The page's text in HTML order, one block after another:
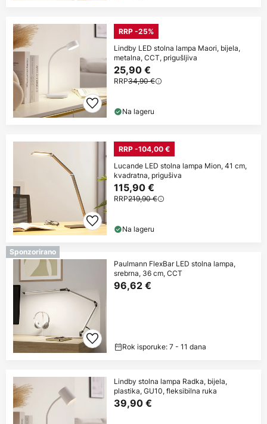
RRP -25%
Lindby LED stolna lampa Maori, bijela,
metalna, CCT, prigušljiva
25,90 €
RRP34,90 €
Na lageru
RRP -104,00 €
Lucande LED stolna lampa Mion, 41 cm,
kvadratna, prigušiva
115,90 €
RRP219,90 €
Na lageru
Sponzorirano
Paulmann FlexBar LED stolna lampa,
srebrna, 36 cm, CCT
96,62 €
Rok isporuke: 7 - 11 dana
Lindby stolna lampa Radka, bijela,
plastika, GU10, fleksibilna ruka
39,90 €